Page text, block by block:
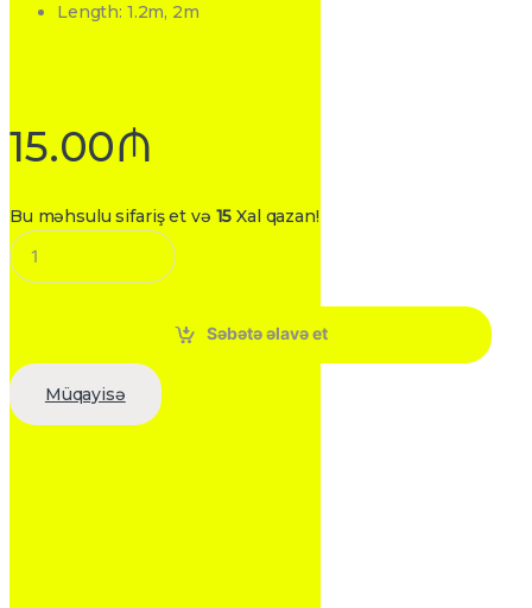
Length: 1.2m, 2m
15.00₼
Bu məhsulu sifariş et və 15 Xal qazan!
Q
u
a
t
y
Səbətə əlavə et
Müqayisə